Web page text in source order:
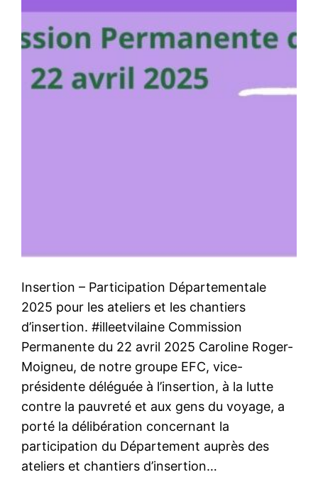
Insertion – Participation Départementale
2025 pour les ateliers et les chantiers
d’insertion. #illeetvilaine Commission
Permanente du 22 avril 2025 Caroline Roger-
Moigneu, de notre groupe EFC, vice-
présidente déléguée à l’insertion, à la lutte
contre la pauvreté et aux gens du voyage, a
porté la délibération concernant la
participation du Département auprès des
ateliers et chantiers d’insertion…